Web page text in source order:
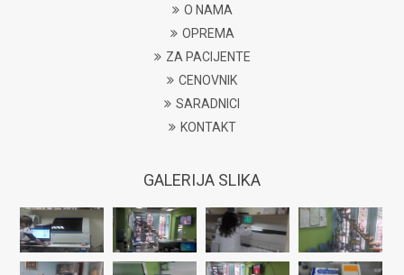
O NAMA
OPREMA
ZA PACIJENTE
CENOVNIK
SARADNICI
KONTAKT
GALERIJA SLIKA